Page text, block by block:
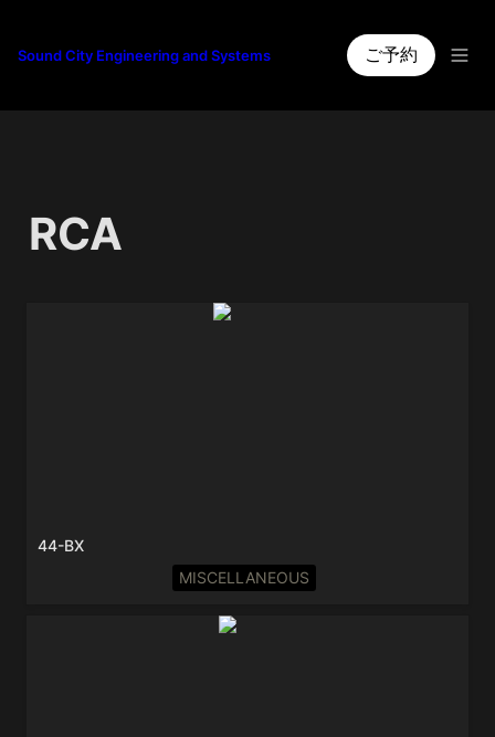
Sound City Engineering and Systems ご予約
RCA
44-BX
44-BX
MISCELLANEOUS
77-D